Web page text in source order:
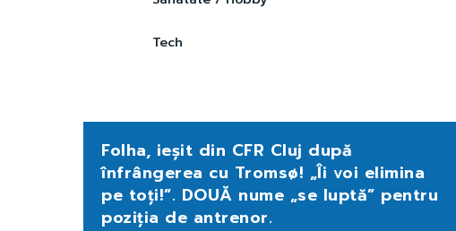
Tech
Folha, ieșit din CFR Cluj după
înfrângerea cu Tromsø! „Îi voi elimina
pe toți!”. DOUĂ nume „se luptă” pentru
poziția de antrenor.